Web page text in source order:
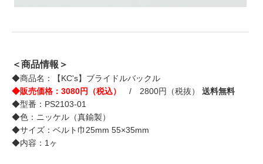
＜商品情報＞
◆商品名：【KC's】ブライドルバックル
◆販売価格：3080円（税込）
/ 2800円（税抜） 送料無料
◆型番：PS2103-01
◆色：ニッケル（真鍮製）
◆サイズ：ベルト巾25mm 55×35mm
◆内容：1ヶ